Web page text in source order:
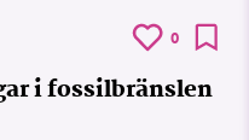
0
i fossilbränslen